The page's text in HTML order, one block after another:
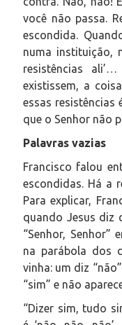
você não passa.
escondida.
numa instituição,
resistências
existissem, a
essas resistências
que o Senhor não
Palavras vazias
Francisco falou
escondidas. Há a
Para explicar,
quando Jesus diz
“Senhor, Senhor”
na parábola dos
vinha: um diz
“sim” e não
“Dizer sim, tudo